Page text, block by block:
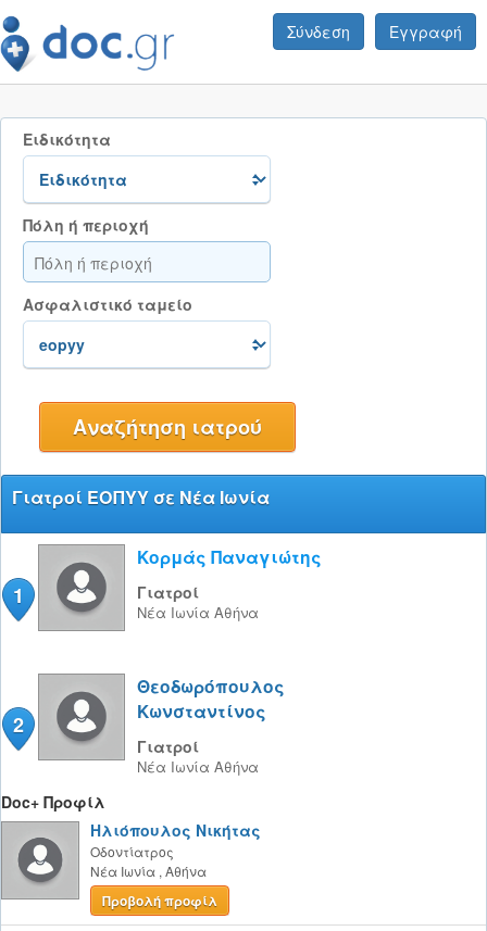
Σύνδεση Εγγραφή
Ειδικότητα
Πόλη ή περιοχή
Ασφαλιστικό ταμείο
Γιατροί ΕΟΠΥΥ σε Νέα Ιωνία
1
Κορμάς Παναγιώτης
Γιατροί
Νέα Ιωνία Αθήνα
2
Θεοδωρόπουλος
Κωνσταντίνος
Γιατροί
Νέα Ιωνία Αθήνα
Doc+ Προφίλ
Ηλιόπουλος Νικήτας
Οδοντίατρος
Νέα Ιωνία , Αθήνα
Προβολή προφίλ